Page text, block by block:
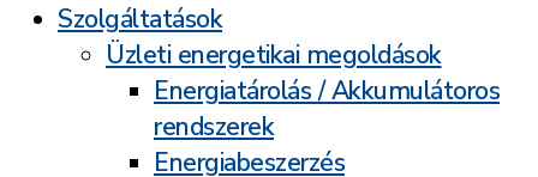
Szolgáltatások
Üzleti energetikai megoldások
Energiatárolás / Akkumulátoros
rendszerek
Energiabeszerzés